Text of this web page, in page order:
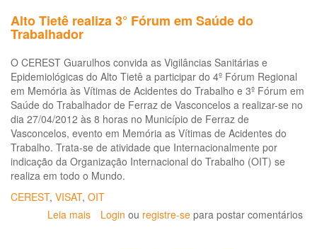
Alto Tietê realiza 3° Fórum em Saúde do
Trabalhador
O CEREST Guarulhos convida as Vigilâncias Sanitárias e
Epidemiológicas do Alto Tietê a participar do 4º Fórum Regional
em Memória às Vítimas de Acidentes do Trabalho e 3º Fórum em
Saúde do Trabalhador de Ferraz de Vasconcelos a realizar-se no
dia 27/04/2012 às 8 horas no Município de Ferraz de
Vasconcelos, evento em Memória as Vítimas de Acidentes do
Trabalho. Trata-se de atividade que Internacionalmente por
indicação da Organização Internacional do Trabalho (OIT) se
realiza em todo o Mundo.
CEREST, VISAT, OIT
Leia mais sobre
Login ou registre-se para postar comentários